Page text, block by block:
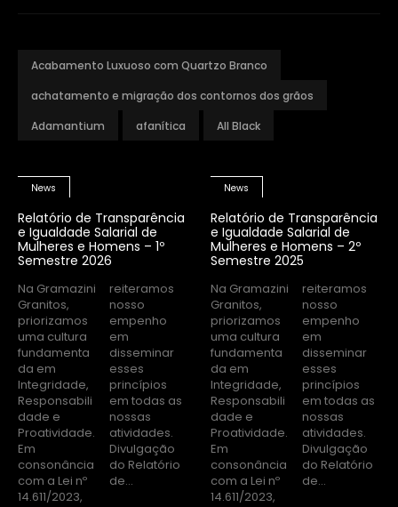
Acabamento Luxuoso com Quartzo Branco
achatamento e migração dos contornos dos grãos
Adamantium
afanítica All Black
News
Relatório de Transparência
e Igualdade Salarial de
Mulheres e Homens – 1º
Semestre 2026
Na Gramazini
Granitos,
priorizamos
uma cultura
fundamenta
da em
Integridade,
Responsabili
dade e
Proatividade.
Em
consonância
com a Lei nº
14.611/2023,
reiteramos
nosso
empenho
em
disseminar
esses
princípios
em todas as
nossas
atividades.
Divulgação
do Relatório
de...
News
Relatório de Transparência
e Igualdade Salarial de
Mulheres e Homens – 2º
Semestre 2025
Na Gramazini
Granitos,
priorizamos
uma cultura
fundamenta
da em
Integridade,
Responsabili
dade e
Proatividade.
Em
consonância
com a Lei nº
14.611/2023,
reiteramos
nosso
empenho
em
disseminar
esses
princípios
em todas as
nossas
atividades.
Divulgação
do Relatório
de...